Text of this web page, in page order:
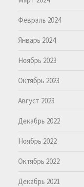
Февраль 2024
Январь 2024
Ноябрь 2023
Октябрь 2023
Август 2023
Декабрь 2022
Ноябрь 2022
Октябрь 2022
Декабрь 2021